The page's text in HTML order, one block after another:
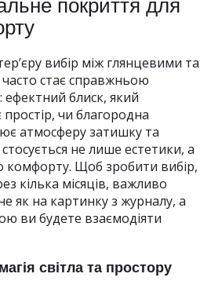
вибір між глянцевими та
стає справжньою
блиск, який
чи благородна
атмосферу затишку та
не лише естетики, а
Щоб зробити вибір,
кілька місяців, важливо
як на картинку з журналу, а
ви будете взаємодіяти
світла та простору